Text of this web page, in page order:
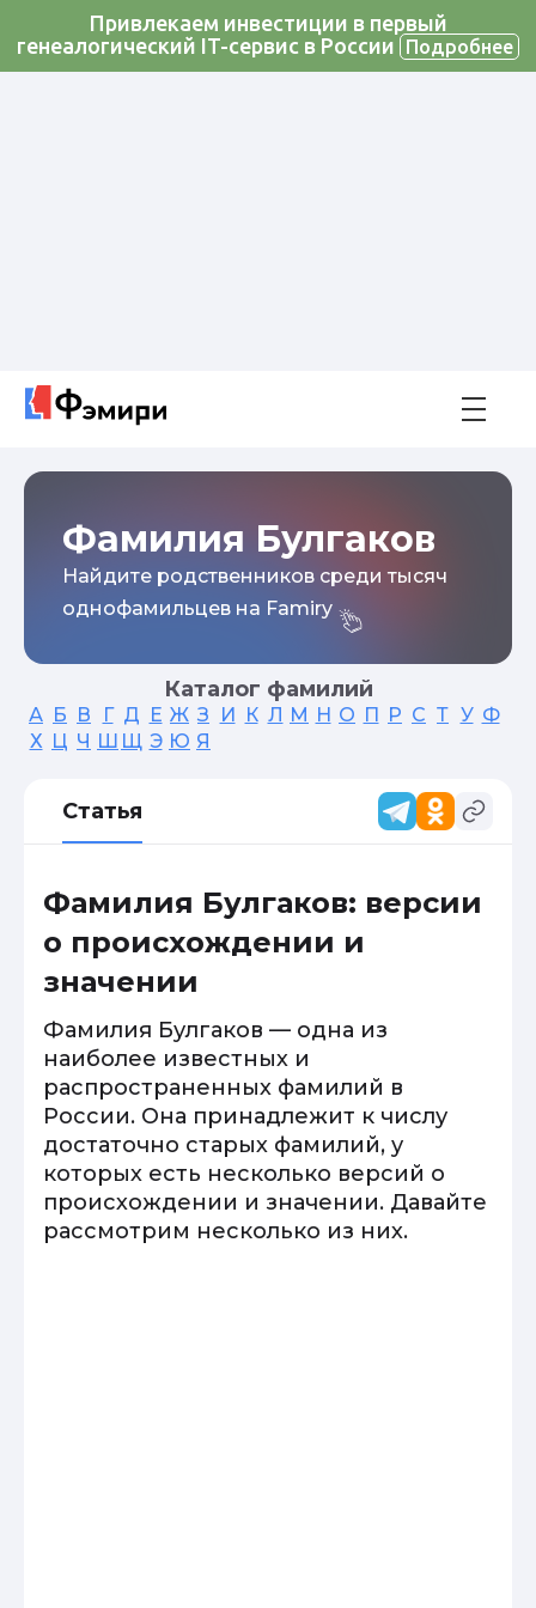
Привлекаем инвестиции в первый
генеалогический IT-сервис в России
Подробнее
Фамилия Булгаков
Найдите родственников среди тысяч
однофамильцев на Famiry
Каталог фамилий
А Б В Г Д Е Ж З И К Л М Н О П Р С Т У Ф
Х Ц Ч Ш Щ Э Ю Я
Статья
Фамилия Булгаков: версии
о происхождении и
значении
Фамилия Булгаков — одна из
наиболее известных и
распространенных фамилий в
России. Она принадлежит к числу
достаточно старых фамилий, у
которых есть несколько версий о
происхождении и значении. Давайте
рассмотрим несколько из них.